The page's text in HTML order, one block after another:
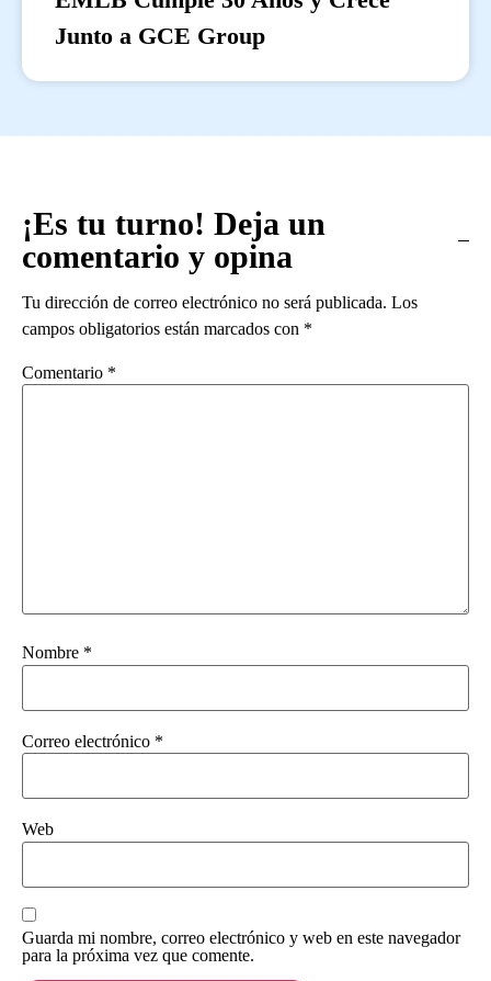
Junto a GCE Group
¡Es tu turno! Deja un
comentario y opina
Tu dirección de correo electrónico no será publicada. Los
campos obligatorios están marcados con *
Comentario *
Nombre *
Correo electrónico *
Web
Guarda mi nombre, correo electrónico y web en este navegador
para la próxima vez que comente.